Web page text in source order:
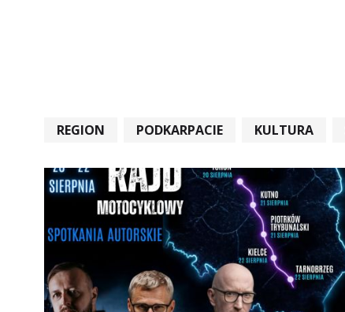
REGION PODKARPACIE KULTURA